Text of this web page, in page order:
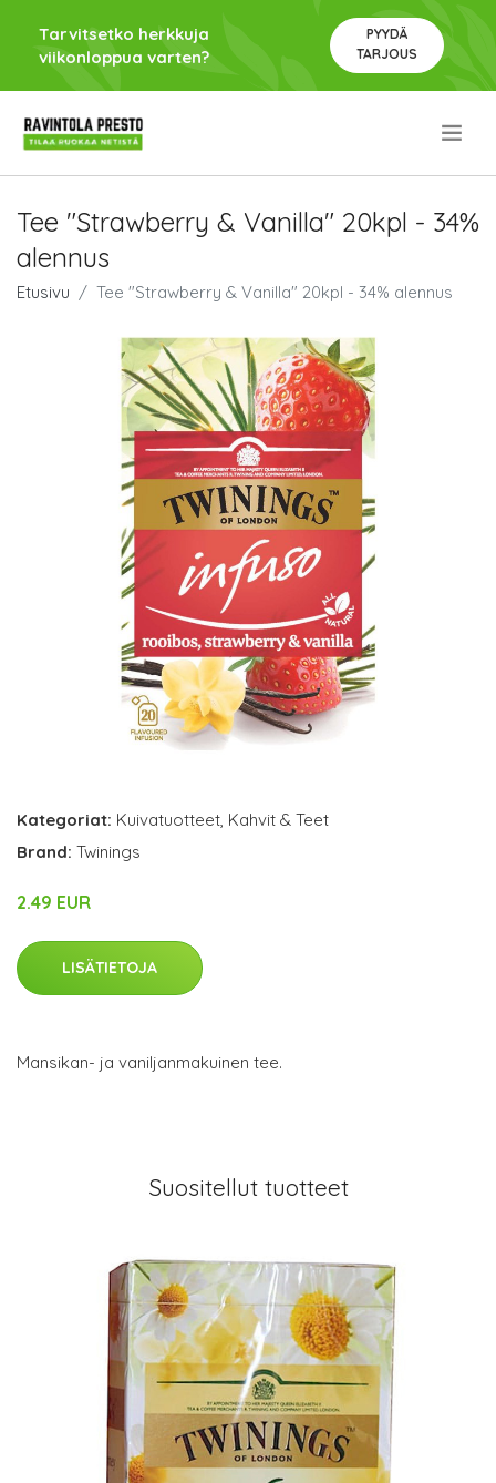
Tarvitsetko herkkuja
viikonloppua varten?
PYYDÄ
TARJOUS
Tee "Strawberry & Vanilla" 20kpl - 34%
alennus
Etusivu Tee "Strawberry & Vanilla" 20kpl - 34% alennus
Kategoriat: Kuivatuotteet, Kahvit & Teet
Brand: Twinings
2.49 EUR
LISÄTIETOJA
Mansikan- ja vaniljanmakuinen tee.
Suositellut tuotteet